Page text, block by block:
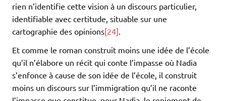
rien n’identifie cette vision à un discours particulier,
identifiable avec certitude, situable sur une
cartographie des opinions[24]
Et comme le roman construit moins une idée de l’école
qu’il n’élabore un récit qui conte l’impasse où Nadia
s’enfonce à cause de son idée de l’école, il construit
moins un discours sur l’immigration qu’il ne raconte